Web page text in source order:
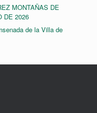
MONTAÑAS DE
DE 2026
de la Villa de